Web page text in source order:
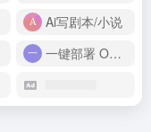
Ai写剧本/小说
一键部署 OpenClaw